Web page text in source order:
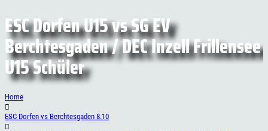
ESC Dorfen U15 vs SG EV
Berchtesgaden / DEC Inzell Frillensee
U15 Schüler
Home
ESC Dorfen vs Berchtesgaden 8.10